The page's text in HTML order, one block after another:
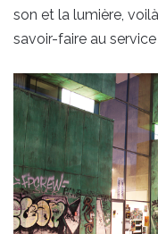
son et la lumière,
savoir-faire au